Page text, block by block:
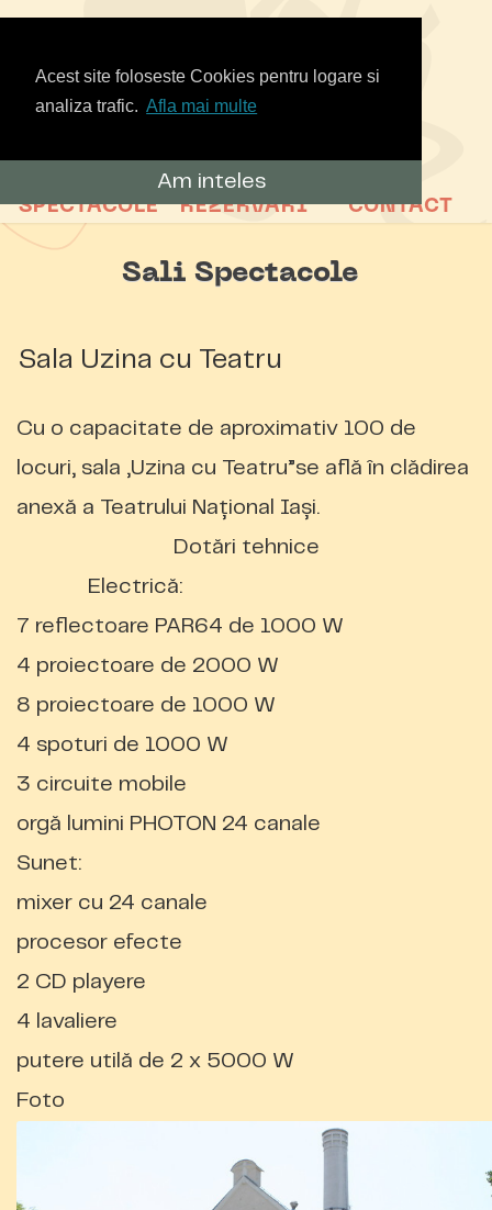
Acest site foloseste Cookies pentru logare si
analiza trafic. Afla mai multe
Am inteles
SPECTACOLE REZERVARI CONTACT
Sali Spectacole
Sala Uzina cu Teatru
Cu o capacitate de aproximativ 100 de
locuri, sala „Uzina cu Teatru”se află în clădirea
anexă a Teatrului Naţional Iaşi.
Dotări tehnice
Electrică:
7 reflectoare PAR64 de 1000 W
4 proiectoare de 2000 W
8 proiectoare de 1000 W
4 spoturi de 1000 W
3 circuite mobile
orgă lumini PHOTON 24 canale
Sunet:
mixer cu 24 canale
procesor efecte
2 CD playere
4 lavaliere
putere utilă de 2 x 5000 W
Foto